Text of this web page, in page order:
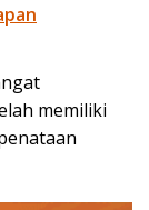
memiliki